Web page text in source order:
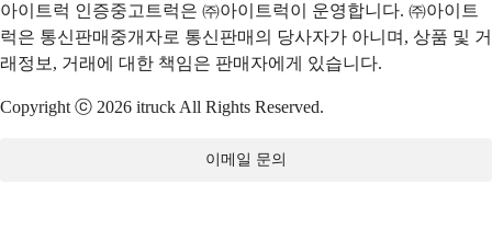
아이트럭 인증중고트럭은 ㈜아이트럭이 운영합니다. ㈜아이트
럭은 통신판매중개자로 통신판매의 당사자가 아니며, 상품 및 거
래정보, 거래에 대한 책임은 판매자에게 있습니다.
Copyright ⓒ 2026 itruck All Rights Reserved.
이메일 문의